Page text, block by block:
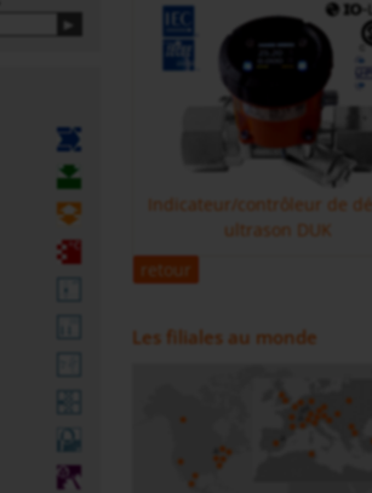
Indicateur/contrôleur de
ultrason DUK
retour
Les filiales au monde